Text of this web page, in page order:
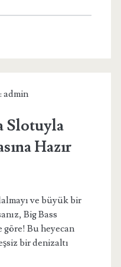
admin
Slotuyla
Hazır
ve büyük bir
Big Bass
göre! Bu heyecan
bir denizaltı